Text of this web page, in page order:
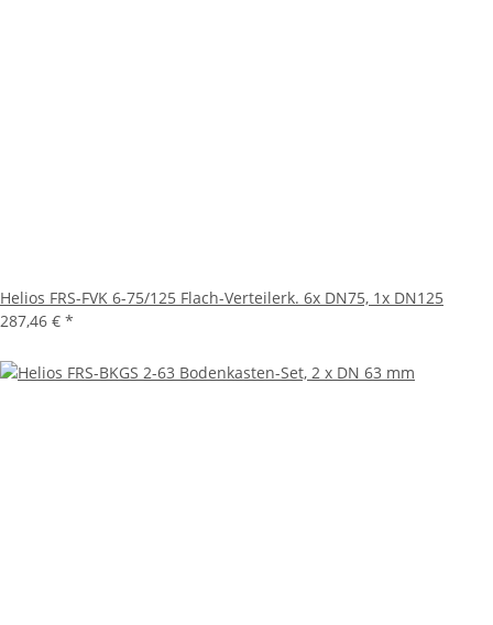
Helios FRS-FVK 6-75/125 Flach-Verteilerk. 6x DN75, 1x DN125
287,46 € *